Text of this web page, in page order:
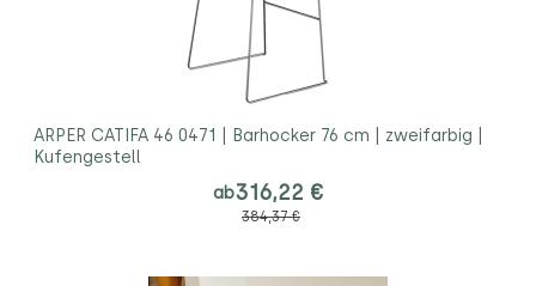
ARPER CATIFA 46 0471 | Barhocker 76 cm | zweifarbig |
Kufengestell
ab316,22 €
384,37 €